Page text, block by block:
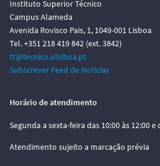
Instituto Superior Técnico
Campus Alameda
Avenida Rovisco Pais, 1, 1049-001 Lisboa
Tel. +351 218 419 842 (ext. 3842)
tt@tecnico.ulisboa.pt
Subscrever Feed de Notícias
Horário de atendimento
Segunda a sexta-feira das 10:00 às 12:00 e
Atendimento sujeito a marcação prévia